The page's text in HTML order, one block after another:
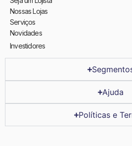
Nossas Lojas
Serviços
Novidades
Investidores
Ajuda
Políticas e